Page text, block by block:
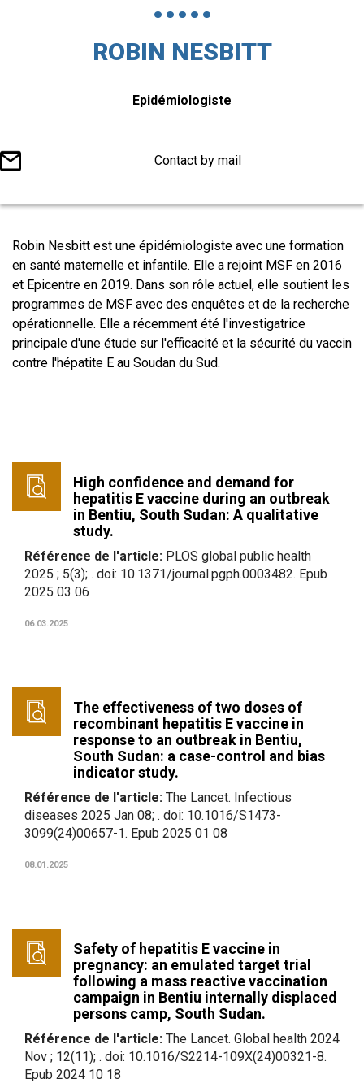
ROBIN NESBITT
Epidémiologiste
Contact by mail
Corps
éditorial
Robin Nesbitt est une épidémiologiste avec une formation
en santé maternelle et infantile. Elle a rejoint MSF en 2016
et Epicentre en 2019. Dans son rôle actuel, elle soutient les
programmes de MSF avec des enquêtes et de la recherche
opérationnelle. Elle a récemment été l'investigatrice
principale d'une étude sur l'efficacité et la sécurité du vaccin
contre l'hépatite E au Soudan du Sud.
High confidence and demand for
hepatitis E vaccine during an outbreak
in Bentiu, South Sudan: A qualitative
study.
Référence de l'article: PLOS global public health
2025 ; 5(3); . doi: 10.1371/journal.pgph.0003482. Epub
2025 03 06
06.03.2025
The effectiveness of two doses of
recombinant hepatitis E vaccine in
response to an outbreak in Bentiu,
South Sudan: a case-control and bias
indicator study.
Référence de l'article: The Lancet. Infectious
diseases 2025 Jan 08; . doi: 10.1016/S1473-
3099(24)00657-1. Epub 2025 01 08
08.01.2025
Safety of hepatitis E vaccine in
pregnancy: an emulated target trial
following a mass reactive vaccination
campaign in Bentiu internally displaced
persons camp, South Sudan.
Référence de l'article: The Lancet. Global health 2024
Nov ; 12(11); . doi: 10.1016/S2214-109X(24)00321-8.
Epub 2024 10 18